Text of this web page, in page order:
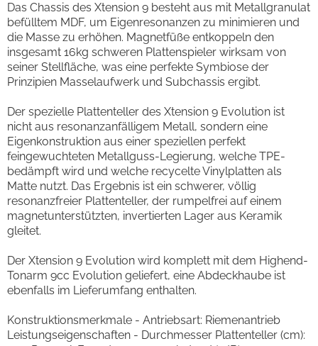
Das Chassis des Xtension 9 besteht aus mit Metallgranulat
befülltem MDF, um Eigenresonanzen zu minimieren und
die Masse zu erhöhen. Magnetfüße entkoppeln den
insgesamt 16kg schweren Plattenspieler wirksam von
seiner Stellfläche, was eine perfekte Symbiose der
Prinzipien Masselaufwerk und Subchassis ergibt.
Der spezielle Plattenteller des Xtension 9 Evolution ist
nicht aus resonanzanfälligem Metall, sondern eine
Eigenkonstruktion aus einer speziellen perfekt
feingewuchteten Metallguss-Legierung, welche TPE-
bedämpft wird und welche recycelte Vinylplatten als
Matte nutzt. Das Ergebnis ist ein schwerer, völlig
resonanzfreier Plattenteller, der rumpelfrei auf einem
magnetunterstützten, invertierten Lager aus Keramik
gleitet.
Der Xtension 9 Evolution wird komplett mit dem Highend-
Tonarm 9cc Evolution geliefert, eine Abdeckhaube ist
ebenfalls im Lieferumfang enthalten.
Konstruktionsmerkmale - Antriebsart: Riemenantrieb
Leistungseigenschaften - Durchmesser Plattenteller (cm):